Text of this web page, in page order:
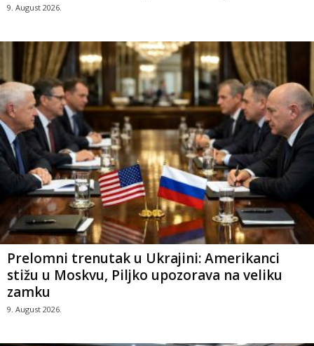
9. August 2026.
Prelomni trenutak u Ukrajini: Amerikanci
stižu u Moskvu, Piljko upozorava na veliku
zamku
9. August 2026.